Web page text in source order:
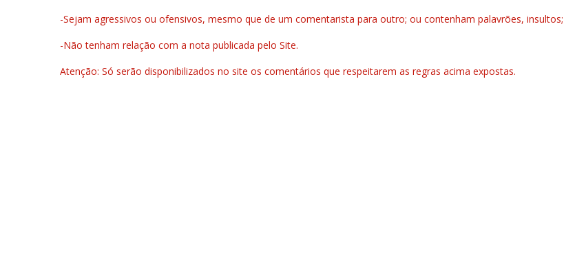
-Sejam agressivos ou ofensivos, mesmo que de um comentarista para outro; ou contenham palavrões, insultos;
-Não tenham relação com a nota publicada pelo Site.
Atenção: Só serão disponibilizados no site os comentários que respeitarem as regras acima expostas.